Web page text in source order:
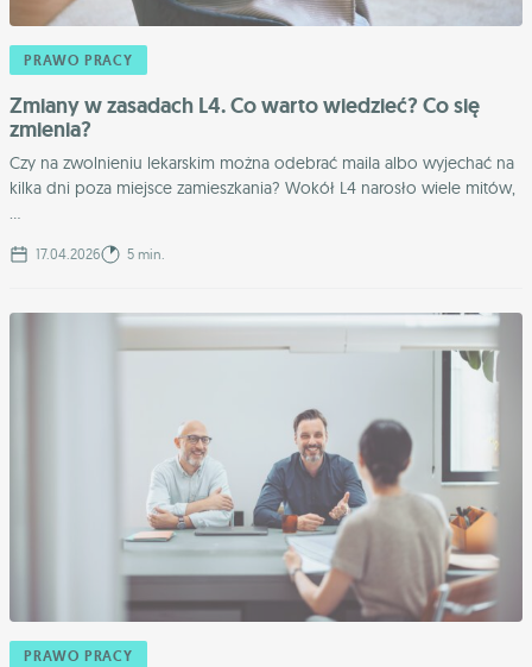
PRAWO PRACY
Zmiany w zasadach L4. Co warto wiedzieć? Co się
zmienia?
Czy na zwolnieniu lekarskim można odebrać maila albo wyjechać na
kilka dni poza miejsce zamieszkania? Wokół L4 narosło wiele mitów,
17.04.2026 5 min.
PRAWO PRACY